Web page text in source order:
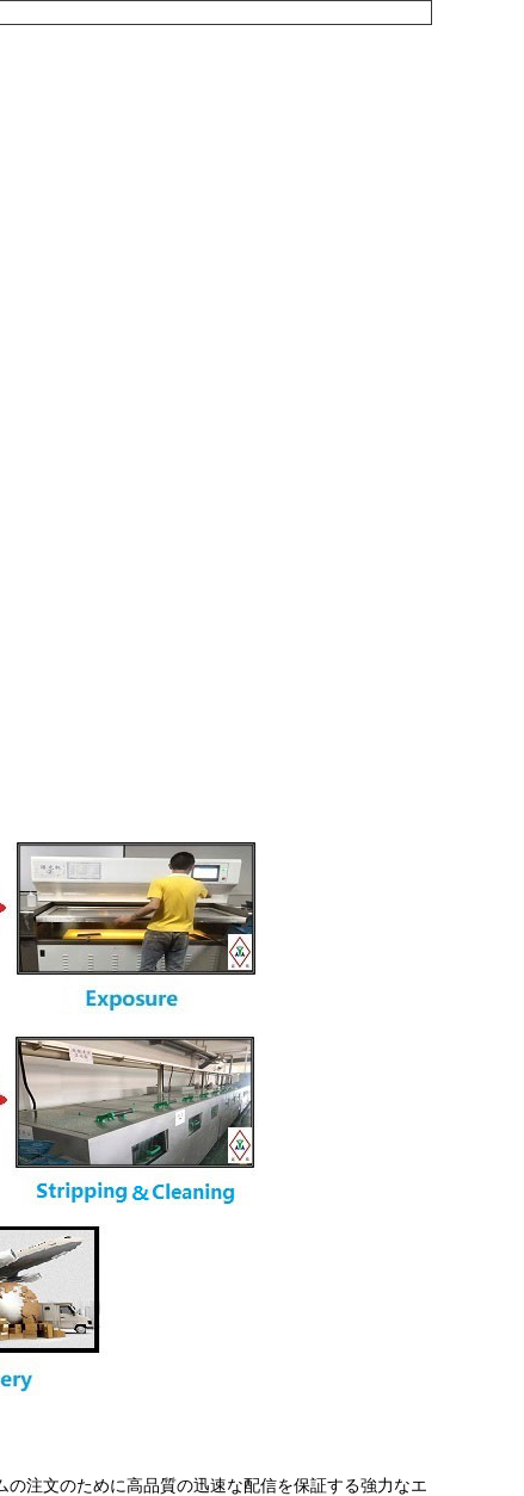
注文のために高品質の迅速な配信を保証する強力なエ